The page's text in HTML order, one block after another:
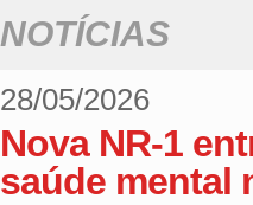
NOTÍCIAS
28/05/2026
Nova NR-1
saúde mental